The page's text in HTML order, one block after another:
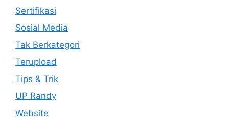
Sertifikasi
Sosial Media
Tak Berkategori
Terupload
Tips & Trik
UP Randy
Website